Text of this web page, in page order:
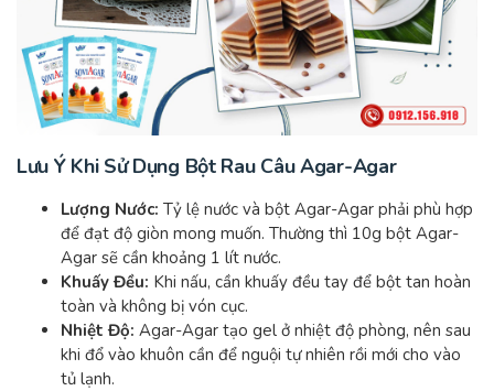
Lưu Ý Khi Sử Dụng Bột Rau Câu Agar-Agar
Lượng Nước: Tỷ lệ nước và bột Agar-Agar phải phù hợp
để đạt độ giòn mong muốn. Thường thì 10g bột Agar-
Agar sẽ cần khoảng 1 lít nước.
Khuấy Đều: Khi nấu, cần khuấy đều tay để bột tan hoàn
toàn và không bị vón cục.
Nhiệt Độ: Agar-Agar tạo gel ở nhiệt độ phòng, nên sau
khi đổ vào khuôn cần để nguội tự nhiên rồi mới cho vào
tủ lạnh.